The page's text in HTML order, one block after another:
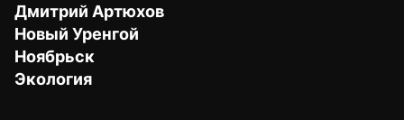
Дмитрий Артюхов
Новый Уренгой
Ноябрьск
Экология